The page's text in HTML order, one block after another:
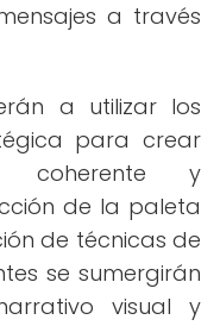
a través
a utilizar los
para crear
coherente y
de la paleta
de técnicas de
se sumergirán
visual y